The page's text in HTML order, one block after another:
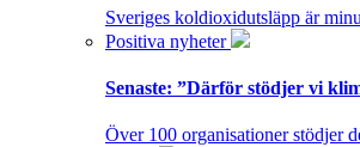
Sveriges koldioxidutsläpp är
Positiva nyheter
Senaste: ”Därför stödjer vi
Över 100 organisationer stödjer